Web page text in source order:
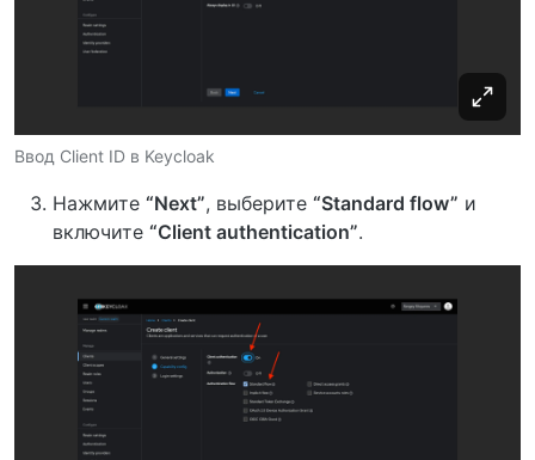
Ввод Client ID в Keycloak
Нажмите “Next”, выберите “Standard flow” и
включите “Client authentication”.